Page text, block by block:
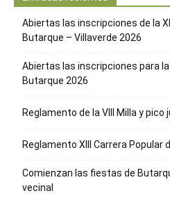
Abiertas las inscripciones de la
Butarque – Villaverde 2026
Abiertas las inscripciones para la
Butarque 2026
Reglamento de la VIII Milla y
Reglamento XIII Carrera Popular
Comienzan las fiestas de
vecinal